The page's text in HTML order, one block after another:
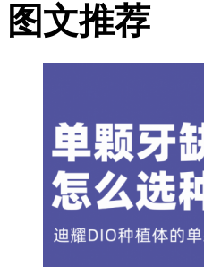
图文推荐